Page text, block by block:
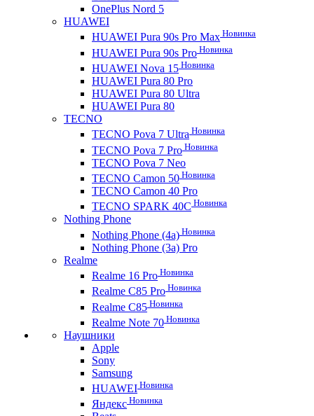
OnePlus Nord 5
HUAWEI
HUAWEI Pura 90s Pro Max Новинка
HUAWEI Pura 90s Pro Новинка
HUAWEI Nova 15 Новинка
HUAWEI Pura 80 Pro
HUAWEI Pura 80 Ultra
HUAWEI Pura 80
TECNO
TECNO Pova 7 Ultra Новинка
TECNO Pova 7 Pro Новинка
TECNO Pova 7 Neo
TECNO Camon 50 Новинка
TECNO Camon 40 Pro
TECNO SPARK 40C Новинка
Nothing Phone
Nothing Phone (4a) Новинка
Nothing Phone (3a) Pro
Realme
Realme 16 Pro Новинка
Realme C85 Pro Новинка
Realme C85 Новинка
Realme Note 70 Новинка
Наушники
Apple
Sony
Samsung
HUAWEI Новинка
Яндекс Новинка